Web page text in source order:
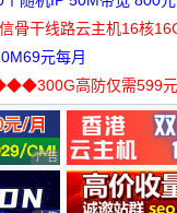
骨干线路云主机16核
元每月
高防仅需599元
广告 商业广告，理性选择